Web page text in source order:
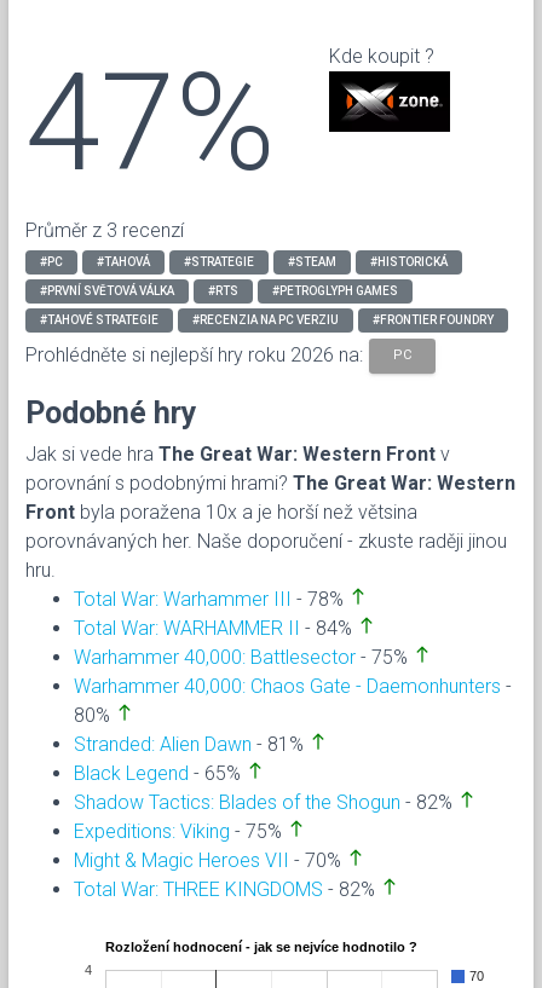
47%
Průměr z 3 recenzí
Kde koupit ?
#PC #TAHOVÁ #STRATEGIE #STEAM #HISTORICKÁ
#PRVNÍ SVĚTOVÁ VÁLKA #RTS #PETROGLYPH GAMES
#TAHOVÉ STRATEGIE #RECENZIA NA PC VERZIU #FRONTIER FOUNDRY
Prohlédněte si nejlepší hry roku 2026 na: PC
Podobné hry
Jak si vede hra The Great War: Western Front v
porovnání s podobnými hrami? The Great War: Western
Front byla poražena 10x a je horší než větsina
porovnávaných her. Naše doporučení - zkuste raději jinou
hru.
Total War: Warhammer III - 78% north
Total War: WARHAMMER II - 84% north
Warhammer 40,000: Battlesector - 75% north
Warhammer 40,000: Chaos Gate - Daemonhunters -
80% north
Stranded: Alien Dawn - 81% north
Black Legend - 65% north
Shadow Tactics: Blades of the Shogun - 82% north
Expeditions: Viking - 75% north
Might & Magic Heroes VII - 70% north
Total War: THREE KINGDOMS - 82% north
Rozložení hodnocení - jak se nejvíce hodnotilo ?
70
4